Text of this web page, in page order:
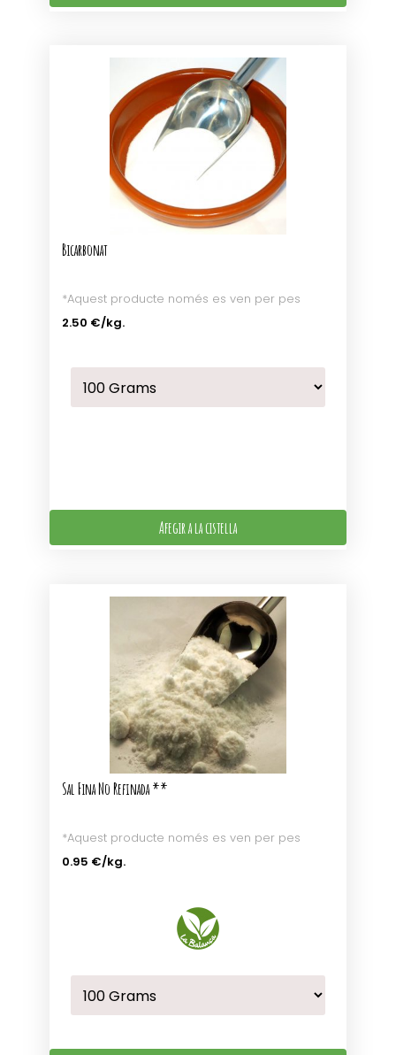
Bicarbonat
*Aquest producte només es ven per pes
2.50 €/kg.
Afegir a la cistella
Sal Fina No Refinada **
*Aquest producte només es ven per pes
0.95 €/kg.